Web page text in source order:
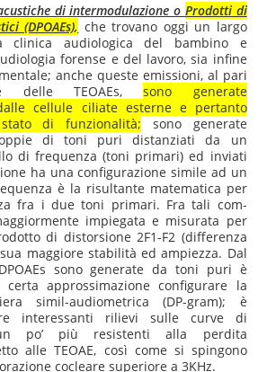
di intermodulazione o Prodotti di
(DPOAEs), che trovano oggi un largo
clinica audiologica del bambino e
forense e del lavoro, sia infine
anche queste emissioni, al pari
delle TEOAEs,sono generate
cellule ciliate esterne e pertanto
di funzionalità; sono generate
di toni puri distanziati da un
di frequenza (toni primari) ed inviati
ha una configurazione simile ad un
è la risultante matematica per
fra i due toni primari. Fra tali com­
impiegata e misurata per
di distorsione 2F1-F2 (differenza
mag­giore stabilità ed ampiezza. Dal
sono generate da toni puri è
approssimazione configurare la
simil-audiometrica (DP-gram); è
interessanti rilievi sulle curve di
po’ più resistenti alla perdita
alle TEOAE, così come si spingono
cocleare superiore a 3KHz.